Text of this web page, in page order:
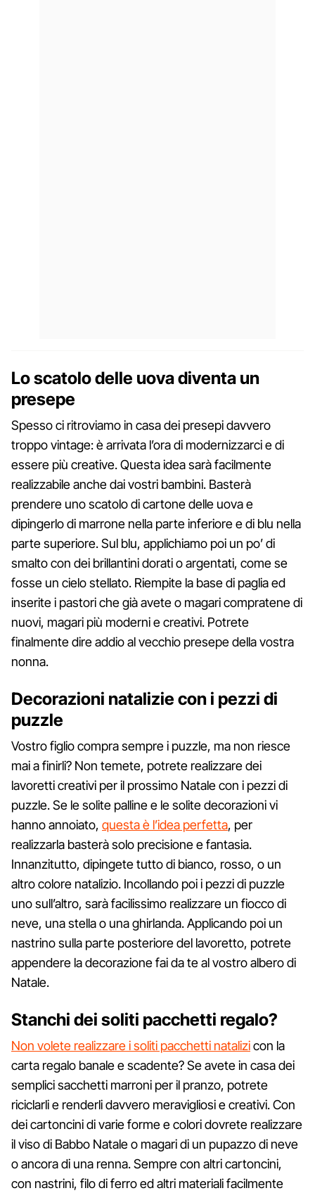
Lo scatolo delle uova diventa un
presepe
Spesso ci ritroviamo in casa dei presepi davvero
troppo vintage: è arrivata l’ora di modernizzarci e di
essere più creative. Questa idea sarà facilmente
realizzabile anche dai vostri bambini. Basterà
prendere uno scatolo di cartone delle uova e
dipingerlo di marrone nella parte inferiore e di blu nella
parte superiore. Sul blu, applichiamo poi un po’ di
smalto con dei brillantini dorati o argentati, come se
fosse un cielo stellato. Riempite la base di paglia ed
inserite i pastori che già avete o magari compratene di
nuovi, magari più moderni e creativi. Potrete
finalmente dire addio al vecchio presepe della vostra
nonna.
Decorazioni natalizie con i pezzi di
puzzle
Vostro figlio compra sempre i puzzle, ma non riesce
mai a finirli? Non temete, potrete realizzare dei
lavoretti creativi per il prossimo Natale con i pezzi di
puzzle. Se le solite palline e le solite decorazioni vi
hanno annoiato, questa è l’idea perfetta, per
realizzarla basterà solo precisione e fantasia.
Innanzitutto, dipingete tutto di bianco, rosso, o un
altro colore natalizio. Incollando poi i pezzi di puzzle
uno sull’altro, sarà facilissimo realizzare un fiocco di
neve, una stella o una ghirlanda. Applicando poi un
nastrino sulla parte posteriore del lavoretto, potrete
appendere la decorazione fai da te al vostro albero di
Natale.
Stanchi dei soliti pacchetti regalo?
Non volete realizzare i soliti pacchetti natalizicon la
carta regalo banale e scadente? Se avete in casa dei
semplici sacchetti marroni per il pranzo, potrete
riciclarli e renderli davvero meravigliosi e creativi. Con
dei cartoncini di varie forme e colori dovrete realizzare
il viso di Babbo Natale o magari di un pupazzo di neve
o ancora di una renna. Sempre con altri cartoncini,
con nastrini, filo di ferro ed altri materiali facilmente